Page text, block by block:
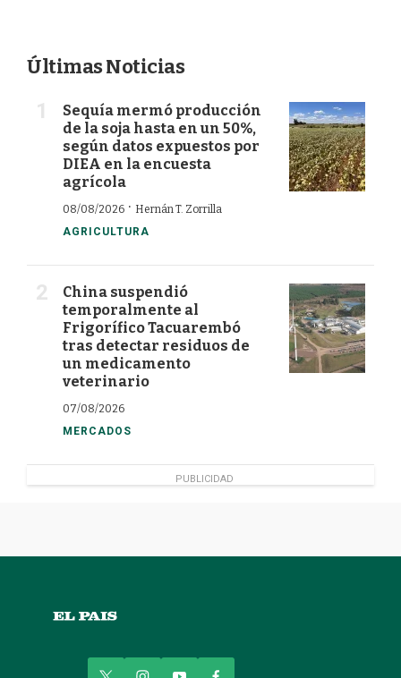
Últimas Noticias
Sequía mermó producción
de la soja hasta en un 50%,
según datos expuestos por
DIEA en la encuesta
agrícola
08/08/2026 · Hernán T. Zorrilla
AGRICULTURA
China suspendió
temporalmente al
Frigorífico Tacuarembó
tras detectar residuos de
un medicamento
veterinario
07/08/2026
MERCADOS
PUBLICIDAD
i y